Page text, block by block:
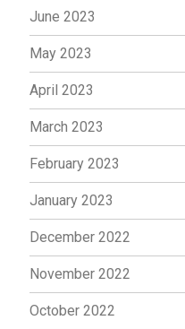
June 2023
May 2023
April 2023
March 2023
February 2023
January 2023
December 2022
November 2022
October 2022